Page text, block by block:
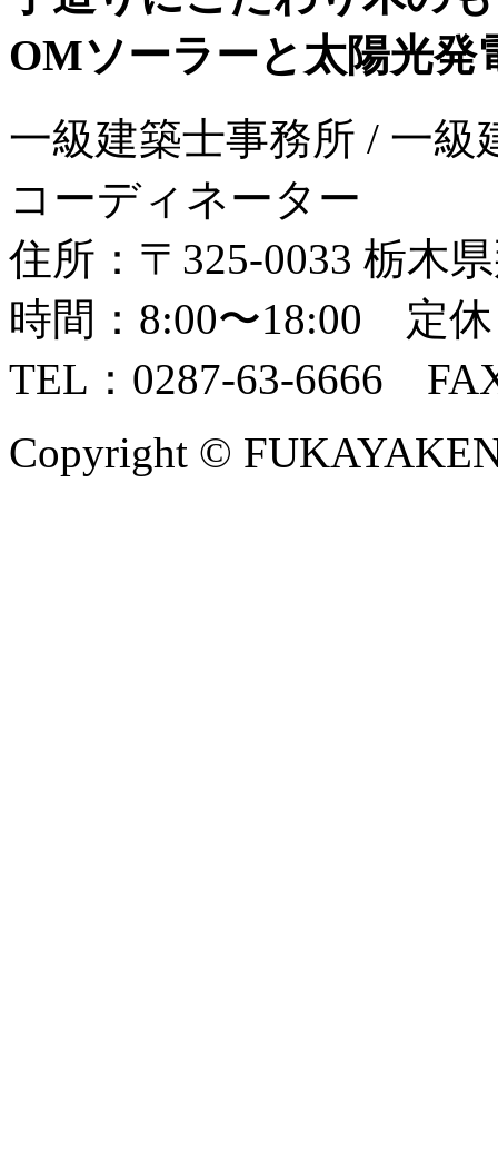
OMソーラーと太陽光発
一級建築士事務所 / 一級
コーディネーター
住所：〒325-0033 栃木
時間：8:00〜18:00 定
TEL：0287-63-6666
Copyright ©